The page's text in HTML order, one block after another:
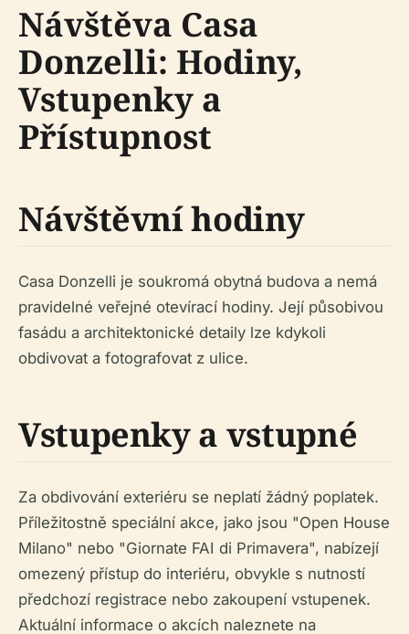
Návštěva Casa
Donzelli: Hodiny,
Vstupenky a
Přístupnost
Návštěvní hodiny
Casa Donzelli je soukromá obytná budova a nemá
pravidelné veřejné otevírací hodiny. Její působivou
fasádu a architektonické detaily lze kdykoli
obdivovat a fotografovat z ulice.
Vstupenky a vstupné
Za obdivování exteriéru se neplatí žádný poplatek.
Příležitostně speciální akce, jako jsou "Open House
Milano" nebo "Giornate FAI di Primavera", nabízejí
omezený přístup do interiéru, obvykle s nutností
předchozí registrace nebo zakoupení vstupenek.
Aktuální informace o akcích naleznete na